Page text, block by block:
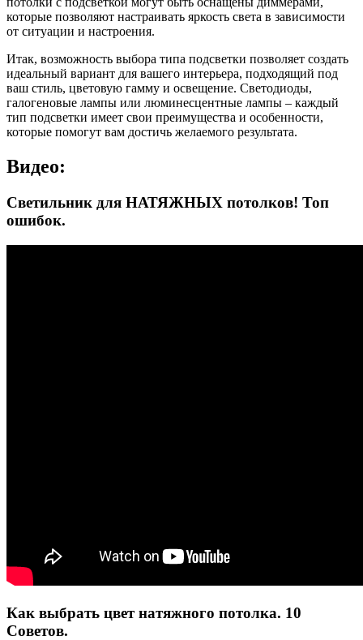
которые позволяют настраивать яркость света в зависимости
от ситуации и настроения.
Итак, возможность выбора типа подсветки позволяет создать
идеальный вариант для вашего интерьера, подходящий под
ваш стиль, цветовую гамму и освещение. Светодиоды,
галогеновые лампы или люминесцентные лампы – каждый
тип подсветки имеет свои преимущества и особенности,
которые помогут вам достичь желаемого результата.
Видео:
Светильник для НАТЯЖНЫХ потолков! Топ
ошибок.
Как выбрать цвет натяжного потолка. 10
Советов.